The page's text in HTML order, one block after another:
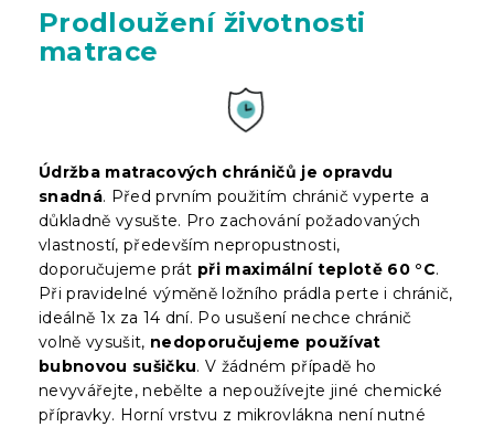
Prodloužení životnosti
matrace
Údržba matracových chráničů je opravdu
snadná. Před prvním použitím chránič vyperte a
důkladně vysušte. Pro zachování požadovaných
vlastností, především nepropustnosti,
doporučujeme prát při maximální teplotě 60 °C.
Při pravidelné výměně ložního prádla perte i chránič,
ideálně 1x za 14 dní. Po usušení nechce chránič
volně vysušit, nedoporučujeme používat
bubnovou sušičku. V žádném případě ho
nevyvářejte, nebělte a nepoužívejte jiné chemické
přípravky. Horní vrstvu z mikrovlákna není nutné